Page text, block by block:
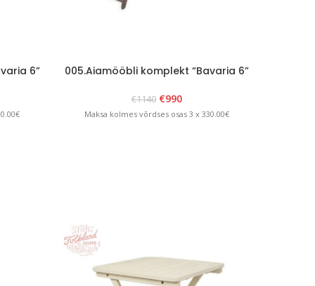
6”
005.Aiamööbli komplekt “Bavaria 6”
€1140 €990
Maksa kolmes võrdses osas 3 x 330.00€